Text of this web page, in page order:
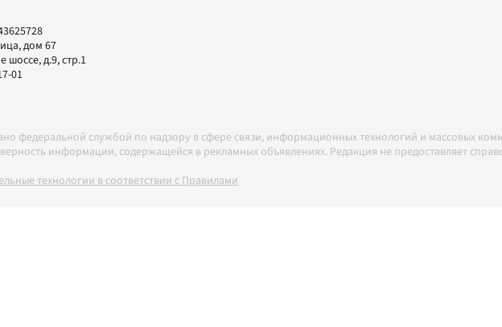
дом 67
шоссе, д.9, стр.1
01
федеральной службой по надзору в сфере связи, информационных технологий и массовых
информации, содержащейся в рекламных объявлениях. Редакция не предоставляет
технологии в соответствии с Правилами